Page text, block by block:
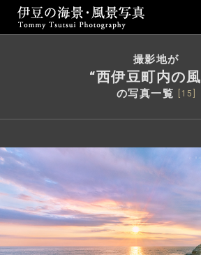
伊豆の海
撮影地が
“西伊豆町内の
の写真一覧 [15]